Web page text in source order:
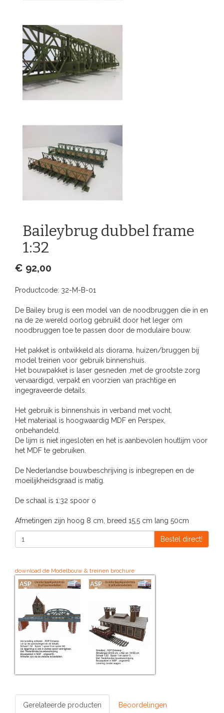
Baileybrug dubbel frame
1:32
€ 92,00
Productcode: 32-M-B-01
De Bailey brug is een model van de noodbruggen die in en
na de 2e wereld oorlog gebruikt door het leger om
noodbruggen toe te passen door de modulaire bouw.
Het pakket is ontwikkeld als diorama, huizen/bruggen bij
model treinen voor gebruik binnenshuis.
Het bouwpakket is laser gesneden ,met de grootste zorg
vervaardigd, verpakt en voorzien van prachtige en
ingegraveerde details.
Het gebruik is binnenshuis in verband met vocht.
Het materiaal is hoogwaardig MDF en Perspex,
onbehandeld.
De lijm is niet ingesloten en het is aanbevolen houtlijm voor
het MDF te gebruiken.
De Nederlandse bouwbeschrijving is inbegrepen en de
moeilijkheidsgraad is matig.
De schaal is 1:32 spoor o
Afmetingen zijn hoog 8 cm, breed 15,5 cm lang 50cm
Bestel direct!
download de Modelbouw & treinen brochure
Gerelateerde producten Beoordelingen